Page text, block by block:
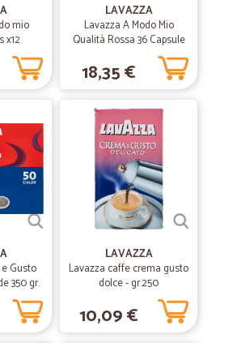
B.
confezionati e illustrazioni
alla descrizione anche fotografica.
delle forniture al 99 per cento .Qualora
non disponibilità di un numero w.app che ai
per comunicare....
Maddalena S.
M.
mio
x12
LAVAZZA
Lavazza A Modo Mio
Qualità Rossa 36 Capsule
18,35 €
Gusto
350 gr.
LAVAZZA
Lavazza caffe crema gusto
dolce - gr.250
10,09 €